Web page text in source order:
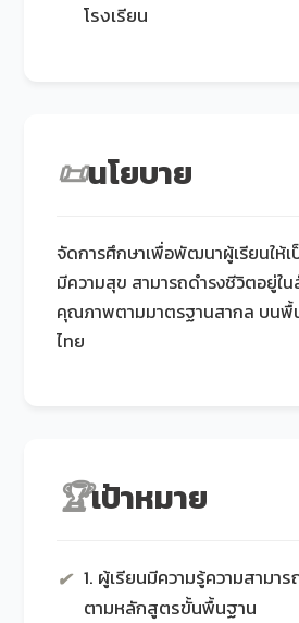
โรงเรียน
📜นโยบาย
จัดการศึกษาเพื่อพัฒนาผู้เรียนให้
มีความสุข สามารถดำรงชีวิตอยู่ใ
คุณภาพตามมาตรฐานสากล บนพื้
ไทย
🏆เป้าหมาย
✔ 1. ผู้เรียนมีความรู้ความสามา
ตามหลักสูตรขั้นพื้นฐาน